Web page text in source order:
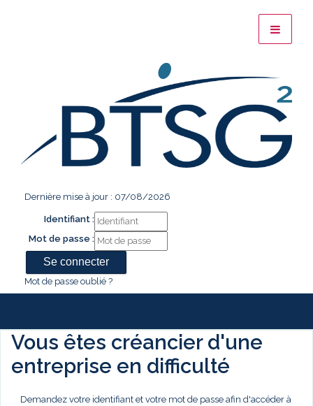
Dernière mise à jour : 07/08/2026
Identifiant :
Mot de passe :
Mot de passe oublié ?
Vous êtes créancier d'une
entreprise en difficulté
Demandez votre identifiant et votre mot de passe afin d'accéder à